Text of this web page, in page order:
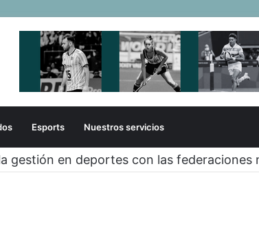
Esports Nuestros servicios
gestión en deportes con las federaciones